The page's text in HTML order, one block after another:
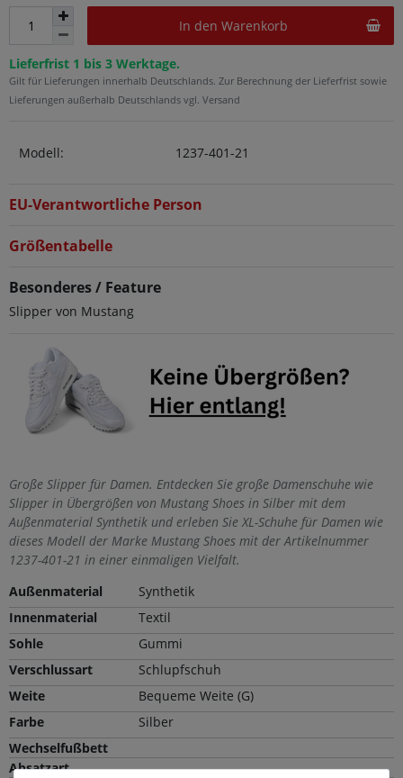
In den Warenkorb
Lieferfrist 1 bis 3 Werktage.
Gilt für Lieferungen innerhalb Deutschlands. Zur Berechnung der Lieferfrist sowie
Lieferungen außerhalb Deutschlands vgl. Versand
Modell: 1237-401-21
EU-Verantwortliche Person
Größentabelle
Besonderes / Feature
Slipper von Mustang
Große Slipper für Damen. Entdecken Sie große Damenschuhe wie
Slipper in Übergrößen von Mustang Shoes in Silber mit dem
Außenmaterial Synthetik und erleben Sie XL-Schuhe für Damen wie
dieses Modell der Marke Mustang Shoes mit der Artikelnummer
1237-401-21 in einer einmaligen Vielfalt.
Außenmaterial
Synthetik
Innenmaterial
Textil
Sohle
Gummi
Verschlussart
Schlupfschuh
Weite
Bequeme Weite (G)
Farbe
Silber
Wechselfußbett
Absatzart